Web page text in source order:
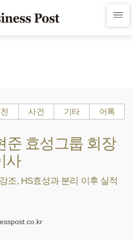
사건 기타 어록
준 효성그룹 회장
사
조, HS효성과 분리 이후 실적